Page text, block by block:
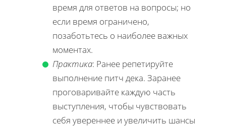
время для ответов на вопросы; но
если время ограничено,
позаботьтесь о наиболее важных
моментах.
Практика: Ранее репетируйте
выполнение питч дека. Заранее
проговаривайте каждую часть
выступления, чтобы чувствовать
себя увереннее и увеличить шансы